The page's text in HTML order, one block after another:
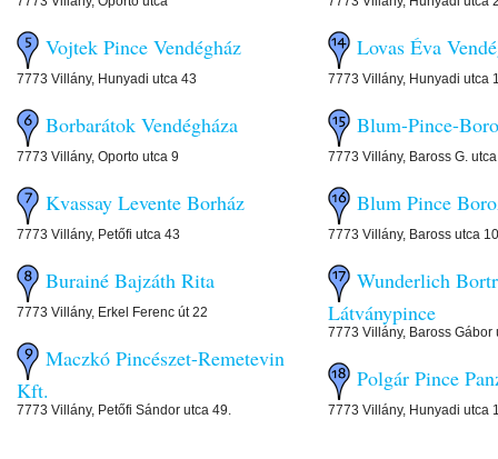
Vojtek Pince Vendégház
7773 Villány, Hunyadi utca 43
Borbarátok Vendégháza
7773 Villány, Oporto utca 9
Kvassay Levente Borház
7773 Villány, Petőfi utca 43
Burainé Bajzáth Rita
7773 Villány, Erkel Ferenc út 22
Maczkó Pincészet-Remetevin
Kft.
7773 Villány, Petőfi Sándor utca 49.
Lovas Éva
7773 Villány, Hunyadi utca
Blum-Pince-
7773 Villány, Baross G.
Blum Pince
7773 Villány, Baross utca
Wunderlich
Látványpince
7773 Villány, Baross Gábor
Polgár Pince
7773 Villány, Hunyadi utca